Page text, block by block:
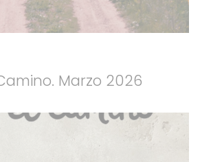
Marzo 2026